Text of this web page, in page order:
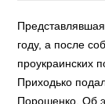
году, а после
проукраинских
Приходько
Порошенко. Об